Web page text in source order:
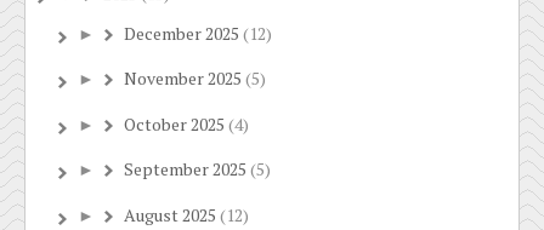
► December 2025 (12)
► November 2025 (5)
► October 2025 (4)
► September 2025 (5)
► August 2025 (12)